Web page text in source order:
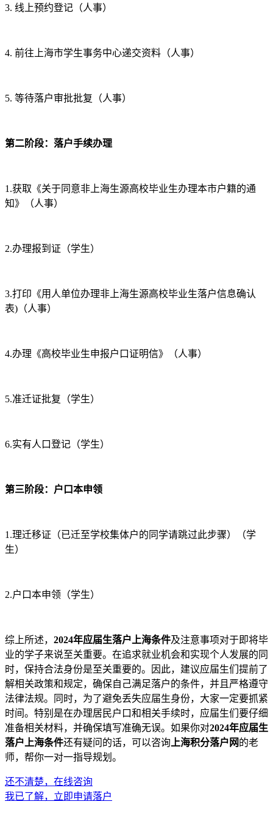
3. 线上预约登记（人事）
4. 前往上海市学生事务中心递交资料（人事）
5. 等待落户审批批复（人事）
第二阶段：落户手续办理
1.获取《关于同意非上海生源高校毕业生办理本市户籍的通
知》（人事）
2.办理报到证（学生）
3.打印《用人单位办理非上海生源高校毕业生落户信息确认
表)（人事）
4.办理《高校毕业生申报户口证明信》（人事）
5.准迁证批复（学生）
6.实有人口登记（学生）
第三阶段：户口本申领
1.理迁移证（已迁至学校集体户的同学请跳过此步骤）（学
生）
2.户口本申领（学生）
综上所述， 2024年应届生落户上海条件及注意事项对于即将毕
业的学子来说至关重要。在追求就业机会和实现个人发展的同
时，保持合法身份是至关重要的。因此，建议应届生们提前了
解相关政策和规定，确保自己满足落户的条件，并且严格遵守
法律法规。同时，为了避免丢失应届生身份，大家一定要抓紧
时间。特别是在办理居民户口和相关手续时，应届生们要仔细
准备相关材料，并确保填写准确无误。如果你对2024年应届生
落户上海条件还有疑问的话，可以咨询 上海积分落户网的老
师，帮你一对一指导规划。
还不清楚，在线咨询
我已了解，立即申请落户